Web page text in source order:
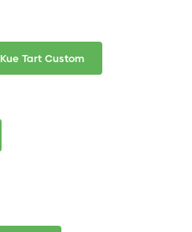
Kue Tart Custom